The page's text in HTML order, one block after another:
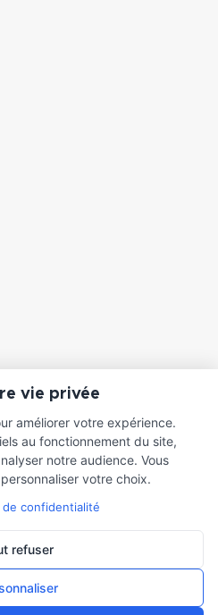
vie privée
améliorer votre expérience.
au fonctionnement du site,
notre audience. Vous
votre choix.
de confidentialité
refuser